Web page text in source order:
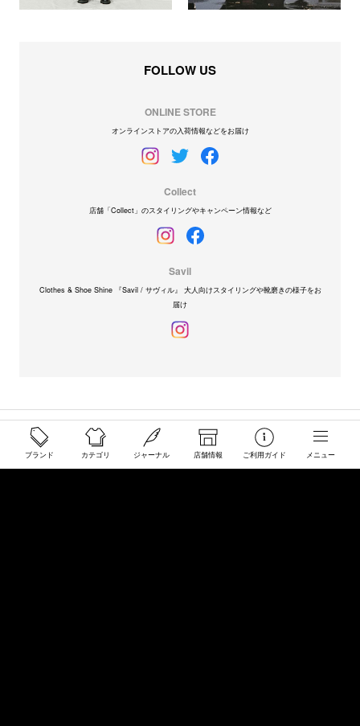
ブランド カテゴリ ジャーナル 店舗情報 ご利用ガイド メニュー
FOLLOW US
ONLINE STORE
オンラインストアの入荷情報などをお届け
Collect
店舗「Collect」のスタイリングやキャンペーン情報など
Savil
Clothes & Shoe Shine 『Savil / サヴィル』 大人向けスタイリングや靴磨きの様子をお
届け
ご利用ガイド
配送と送料について